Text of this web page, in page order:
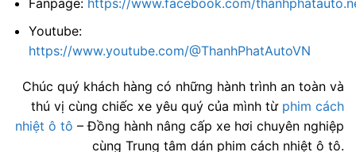
Youtube:
https://www.youtube.com/@ThanhPhatAutoVN
Chúc quý khách hàng có những hành trình an toàn và
thú vị cùng chiếc xe yêu quý của mình từ phim cách
nhiệt ô tô – Đồng hành nâng cấp xe hơi chuyên nghiệp
cùng Trung tâm dán phim cách nhiệt ô tô.